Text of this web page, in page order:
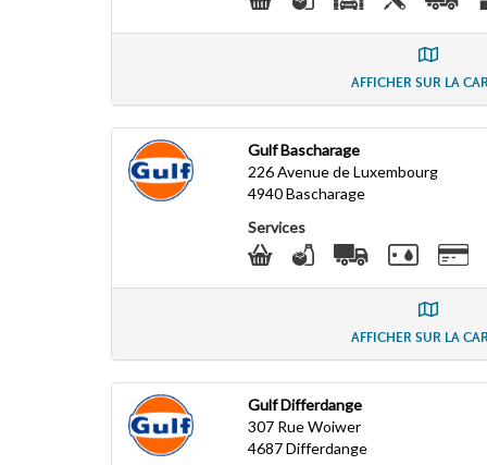
AFFICHER SUR LA
Gulf Bascharage
226 Avenue de Luxembourg
4940Bascharage
Services
AFFICHER SUR LA
Gulf Differdange
307 Rue Woiwer
4687Differdange